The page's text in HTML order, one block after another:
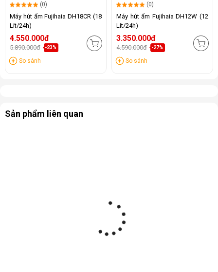
(0)
Máy hút ẩm Fujihaia DH18CR (18
Lít/24h)
4.550.000đ
5.890.000đ -23%
So sánh
(0)
Máy hút ẩm Fujihaia DH12W (12
Lít/24h)
3.350.000đ
4.590.000đ -27%
So sánh
Sản phẩm liên quan